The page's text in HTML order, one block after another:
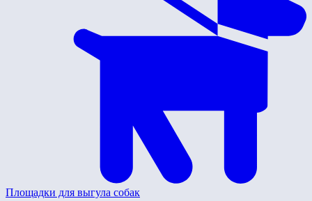
Площадки для выгула собак